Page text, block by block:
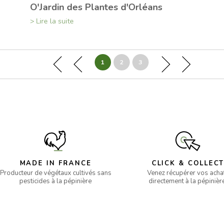
O'Jardin des Plantes d'Orléans
> Lire la suite
1 2 3
MADE IN FRANCE
Producteur de végétaux cultivés sans
pesticides à la pépinière
CLICK & COLLECT
Venez récupérer vos
directement à la